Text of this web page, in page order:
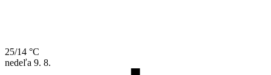
25/14 °C
nedeľa 9. 8.